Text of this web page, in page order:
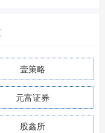
壹策略
元富证券
股鑫所